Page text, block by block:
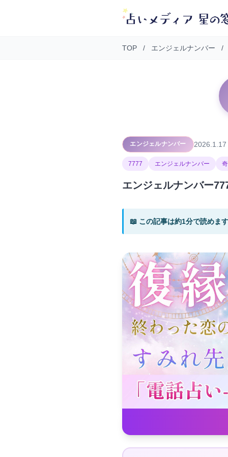
TOP / エンジェルナンバー /
エンジェルナンバー 2026.1.17
7777 エンジェルナンバー
エンジェルナンバー
📖 この記事は約1分で読めます